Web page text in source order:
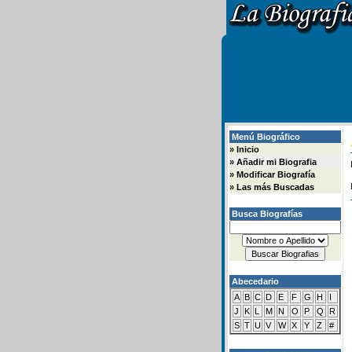
Menú Biográfico
» Inicio
» Añadir mi Biografia
» Modificar Biografía
» Las más Buscadas
Busca Biografías
Abecedario
A B C D E F G H
I
J
K L M N O P Q
R
S T U V W X Y Z #